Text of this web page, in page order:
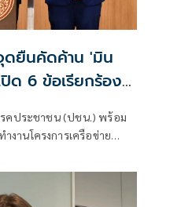
ดยืนคัดค้าน 'มิน
ด 6 ข้อเรียกร้อง
คประชาชน (ปชน.) พร้อม
งานโครงการเครือข่าย
เยือนไทยอย่างเป็นทางการ